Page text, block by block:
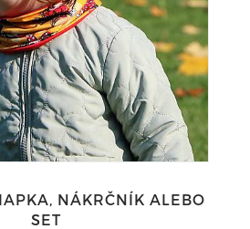
NÁKRČNÍK ALEBO
SET